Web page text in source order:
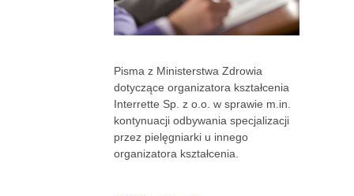
Pisma z Ministerstwa Zdrowia
dotyczące organizatora kształcenia
Interrette Sp. z o.o. w sprawie m.in.
kontynuacji odbywania specjalizacji
przez pielęgniarki u innego
organizatora kształcenia.